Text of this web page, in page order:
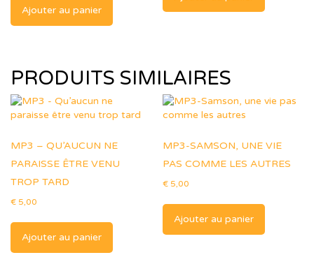
Ajouter au panier
PRODUITS SIMILAIRES
MP3 – QU’AUCUN NE
PARAISSE ÊTRE VENU
TROP TARD
€ 5,00
Ajouter au panier
MP3-SAMSON, UNE VIE
PAS COMME LES AUTRES
€ 5,00
Ajouter au panier